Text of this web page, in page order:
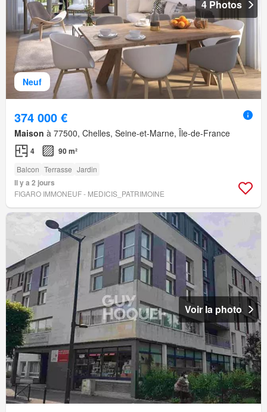
Neuf
4 Photos
374 000 €
Maison à 77500, Chelles, Seine-et-Marne, Île-de-France
4 90 m²
Balcon Terrasse Jardin
Il y a 2 jours
FIGARO IMMONEUF - MEDICIS_PATRIMOINE
Voir la photo